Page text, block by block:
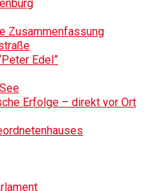
Zusammenfassung
Edel”
Erfolge – direkt vor Ort